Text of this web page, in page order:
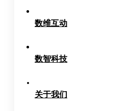
数维互动
数智科技
关于我们